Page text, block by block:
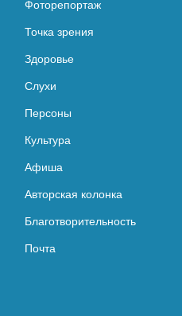
Фоторепортаж
Точка зрения
Здоровье
Слухи
Персоны
Культура
Афиша
Авторская колонка
Благотворительность
Почта